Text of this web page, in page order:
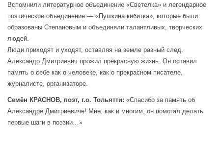
Вспомнили литературное объединение «Светелка» и легендарное
поэтическое объединение — «Пушкина кибитка», которые были
образованы Степановым и объединяли талантливых, творческих
людей.
Люди приходят и уходят, оставляя на земле разный след.
Александр Дмитриевич прожил прекрасную жизнь. Он оставил
память о себе как о человеке, как о прекрасном писателе,
журналисте, организаторе.
Семён КРАСНОВ, поэт, г.о. Тольятти: «Спасибо за память об
Александре Дмитриевиче! Мне, как и многим, он помогал делать
первые шаги в поэзии…»